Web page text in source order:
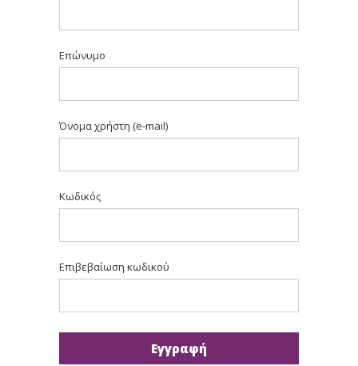
Επώνυμο
Όνομα χρήστη (e-mail)
Κωδικός
Επιβεβαίωση κωδικού